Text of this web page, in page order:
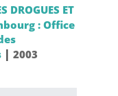
DROGUES ET
: Office
| 2003